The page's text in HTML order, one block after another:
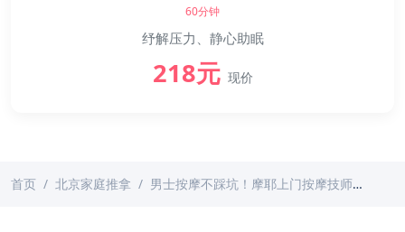
60分钟
纾解压力、静心助眠
218元 现价
首页 北京家庭推拿 男士按摩不踩坑！摩耶上门按摩技师教你选对适合自己的养生SPA